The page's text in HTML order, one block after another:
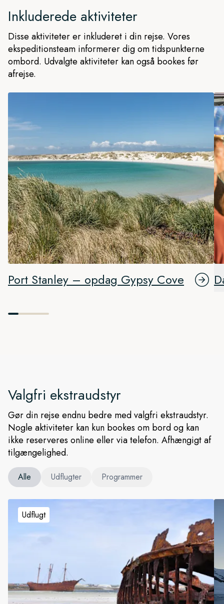
Inkluderede aktiviteter
Disse aktiviteter er inkluderet i din rejse. Vores
ekspeditionsteam informerer dig om tidspunkterne
ombord. Udvalgte aktiviteter kan også bookes før
afrejse.
Port Stanley – opdag Gypsy Cove
Valgfri ekstraudstyr
Gør din rejse endnu bedre med valgfri ekstraudstyr.
Nogle aktiviteter kan kun bookes om bord og kan
ikke reserveres online eller via telefon. Afhængigt af
tilgængelighed.
Alle Udflugter Programmer
Udflugt